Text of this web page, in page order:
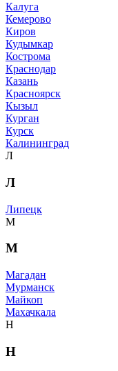
Калуга
Кемерово
Киров
Кудымкар
Кострома
Краснодар
Казань
Красноярск
Кызыл
Курган
Курск
Калининград
Л
Л
Липецк
М
М
Магадан
Мурманск
Майкоп
Махачкала
Н
Н